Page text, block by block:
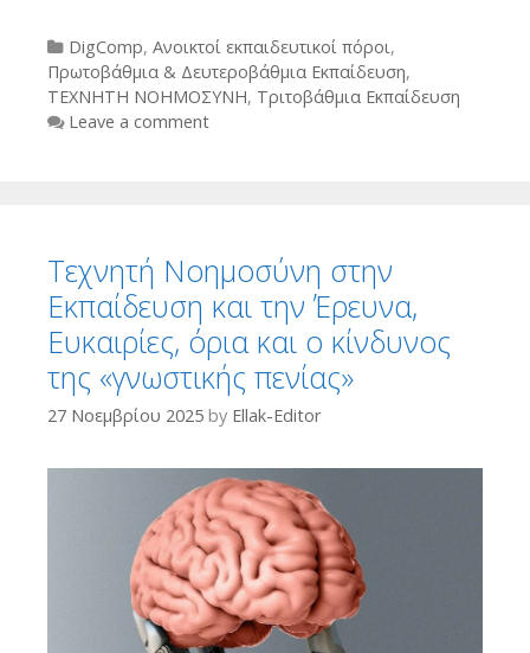
Categories
DigComp, Ανοικτοί εκπαιδευτικοί πόροι,
Πρωτοβάθμια & Δευτεροβάθμια Εκπαίδευση,
ΤΕΧΝΗΤΗ ΝΟΗΜΟΣΥΝΗ, Τριτοβάθμια Εκπαίδευση
Leave a comment
Τεχνητή Νοημοσύνη στην
Εκπαίδευση και την Έρευνα,
Ευκαιρίες, όρια και ο κίνδυνος
της «γνωστικής πενίας»
27 Νοεμβρίου 2025 by Ellak-Editor